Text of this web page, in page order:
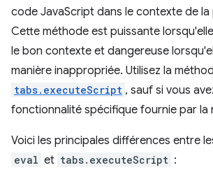
code JavaScript dans le contexte de
Cette méthode est puissante
le bon contexte et dangereuse
manière inappropriée. Utilisez la
tabs.executeScript , sauf si vous
fonctionnalité spécifique fournie par la
Voici les principales différences entre
eval et tabs.executeScript :